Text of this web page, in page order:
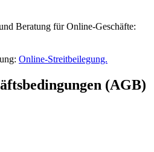
Beratung für Online-Geschäfte:
Online-Streitbeilegung.
(AGB)